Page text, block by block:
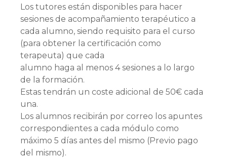
Los tutores están disponibles para hacer
sesiones de acompañamiento terapéutico a
cada alumno, siendo requisito para el curso
(para obtener la certificación como
terapeuta) que cada
alumno haga al menos 4 sesiones a lo largo
de la formación.
Estas tendrán un coste adicional de 50€ cada
una.
Los alumnos recibirán por correo los apuntes
correspondientes a cada módulo como
máximo 5 días antes del mismo (Previo pago
del mismo).